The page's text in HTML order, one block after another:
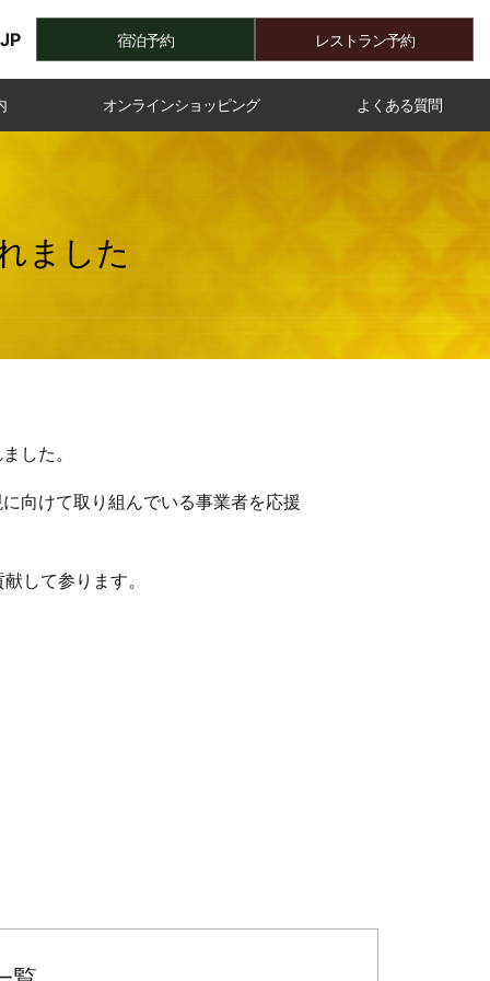
JP 宿泊予約 レストラン予約
オンラインショッピング よくある質問
ました
した。
向けて取り組んでいる事業者を応援
して参ります。